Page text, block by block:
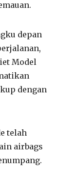
depan
Model
dengan
telah
airbags